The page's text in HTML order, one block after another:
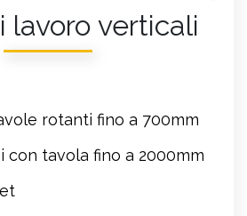
lavoro verticali
rotanti fino a 700mm
con tavola fino a 2000mm